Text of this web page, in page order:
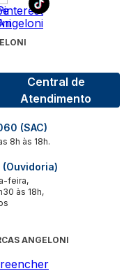
Central de
Atendimento
(SAC)
8h às 18h.
feira,
às 18h,
ANGELONI